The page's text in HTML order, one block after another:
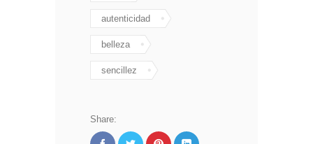
autenticidad
belleza
sencillez
Share: